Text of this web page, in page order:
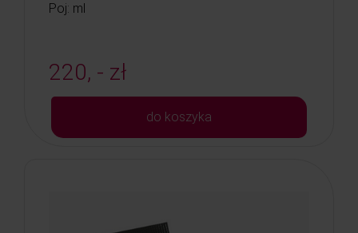
Poj: ml
220, - zł
do koszyka